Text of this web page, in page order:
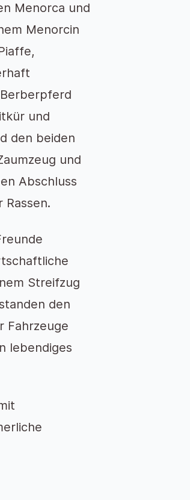
Menorca und
Menorcin
und
den beiden
und
Abschluss
Streifzug
den
Fahrzeuge
lebendiges